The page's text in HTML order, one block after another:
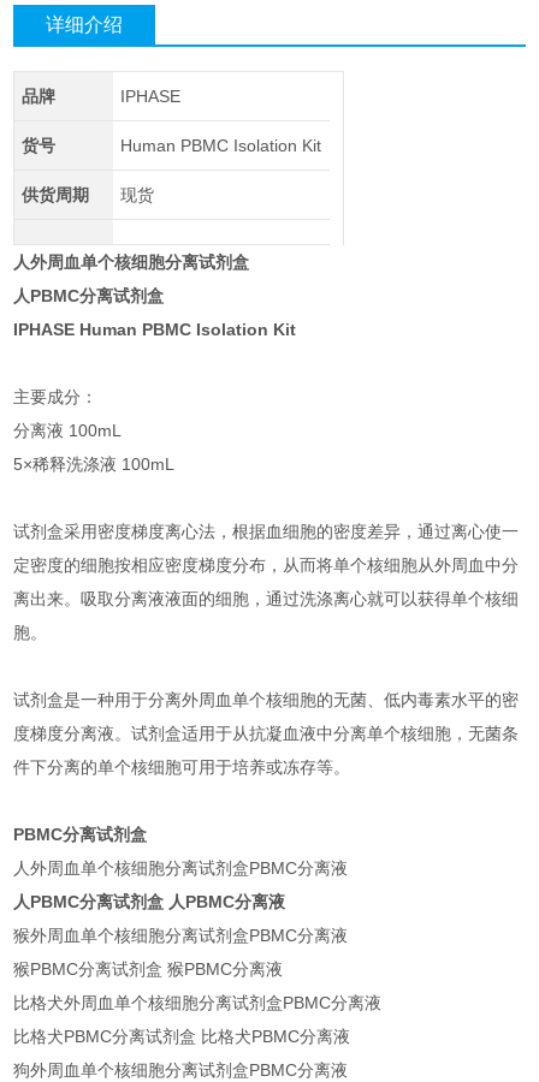
详细介绍
品牌 IPHASE
货号 Human PBMC Isolation Kit
供货周期 现货
人外周血单个核细胞分离试剂盒
人PBMC分离试剂盒
IPHASE Human PBMC Isolation Kit
主要成分：
分离液 100mL
5×稀释洗涤液 100mL
试剂盒采用密度梯度离心法，根据血细胞的密度差异，通过离心使一
定密度的细胞按相应密度梯度分布，从而将单个核细胞从外周血中分
离出来。吸取分离液液面的细胞，通过洗涤离心就可以获得单个核细
胞。
试剂盒是一种用于分离外周血单个核细胞的无菌、低内毒素水平的密
度梯度分离液。试剂盒适用于从抗凝血液中分离单个核细胞，无菌条
件下分离的单个核细胞可用于培养或冻存等。
PBMC分离试剂盒
人外周血单个核细胞分离试剂盒PBMC分离液
人PBMC分离试剂盒 人PBMC分离液
猴外周血单个核细胞分离试剂盒PBMC分离液
猴PBMC分离试剂盒 猴PBMC分离液
比格犬外周血单个核细胞分离试剂盒PBMC分离液
比格犬PBMC分离试剂盒 比格犬PBMC分离液
狗外周血单个核细胞分离试剂盒PBMC分离液